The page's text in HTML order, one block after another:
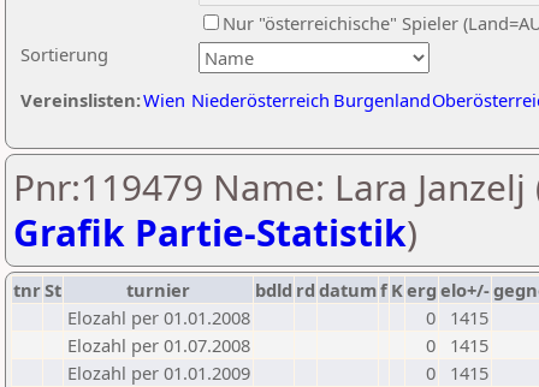
Sortierung
Nur "österreichische" Spieler
Vereinslisten:Wien Niederösterreich Burgenland
Pnr:119479 Name: Lara Janzelj
Grafik Partie-Statistik)
tnrSt turnier bdld rd datumf Kerg elo+/-
Elozahl per 01.01.2008
0
1415
Elozahl per 01.07.2008
0
1415
Elozahl per 01.01.2009
0
1415